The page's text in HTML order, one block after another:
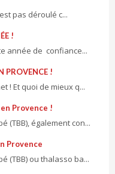
pas déroulé c...
!
année de confiance...
PROVENCE !
! Et quoi de mieux q...
Provence !
(TBB), également con...
Provence
(TBB) ou thalasso ba...